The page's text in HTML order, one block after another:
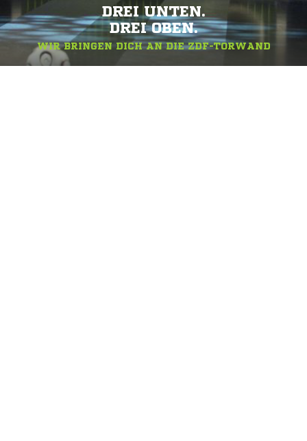
DREI UNTEN.
DREI OBEN.
WIR BRINGEN DICH AN DIE ZDF-TORWAND